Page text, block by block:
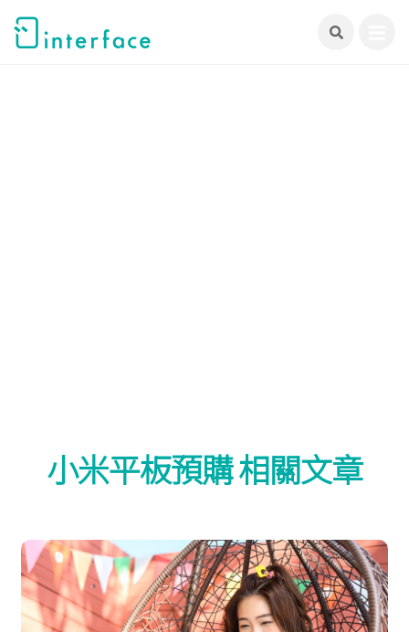
小米平板預購 相關文章